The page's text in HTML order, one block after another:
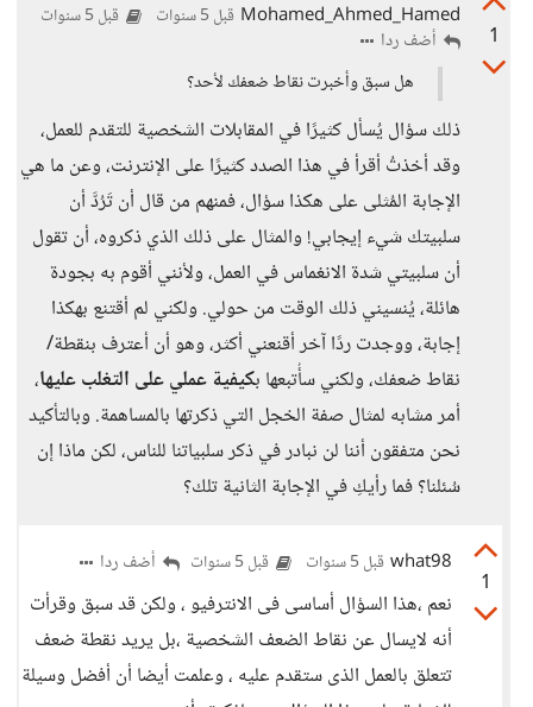
1
Mohamed_Ahmed_Hamed قبل 5 سنوات قبل 5 سنوات
أضف ردا
هل سبق وأخبرت نقاط ضعفك لأحد؟
ذلك سؤال يُسأل كثيرًا في المقابلات الشخصية للتقدم للعمل،
وقد أخذتُ أقرأ في هذا الصدد كثيرًا على الإنترنت، وعن ما هي
الإجابة المُثلى على هكذا سؤال، فمنهم من قال أن تَرُدَّ أن
سلبيتك شيء إيجابي! والمثال على ذلك الذي ذكروه، أن تقول
أن سلبيتي شدة الانغماس في العمل، ولأنني أقوم به بجودة
هائلة، يُنسيني ذلك الوقت من حولي. ولكني لم أقتنع بهكذا
إجابة، ووجدت ردًا آخر أقنعني أكثر، وهو أن أعترف بنقطة/
نقاط ضعفك، ولكني سأُتبعها بكيفية عملي على التغلب عليها،
أمر مشابه لمثال صفة الخجل التي ذكرتها بالمساهمة. وبالتأكيد
نحن متفقون أننا لن نبادر في ذكر سلبياتنا للناس، لكن ماذا إن
سُئلنا؟ فما رأيكِ في الإجابة الثانية تلك؟
1
what98 قبل 5 سنوات قبل 5 سنوات أضف ردا
نعم ،هذا السؤال أساسى فى الانترفيو ، ولكن قد سبق وقرأت
أنه لايسال عن نقاط الضعف الشخصية ،بل يريد نقطة ضعف
تتعلق بالعمل الذى ستقدم عليه ، وعلمت أيضا أن أفضل وسيلة